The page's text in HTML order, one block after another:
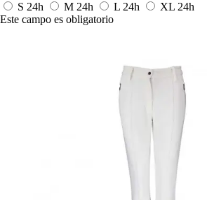
S 24h M 24h L 24h XL 24h
Este campo es obligatorio